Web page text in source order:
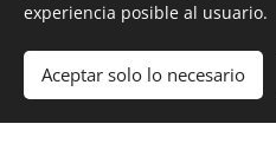
experiencia posible al usuario.
Aceptar solo lo necesario